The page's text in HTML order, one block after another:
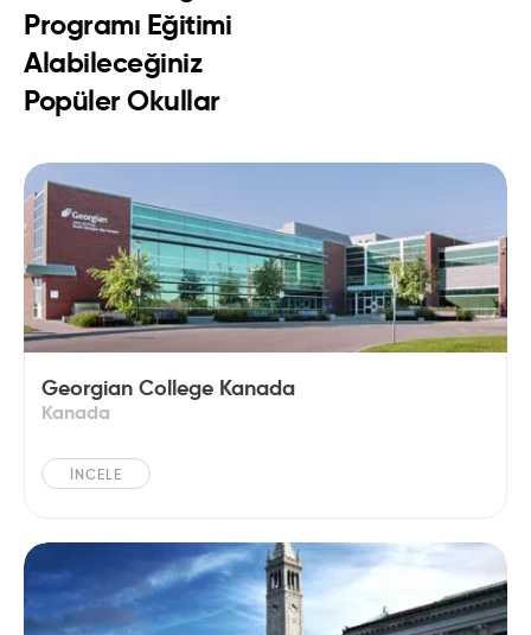
Programı Eğitimi
Alabileceğiniz
Popüler Okullar
Georgian College Kanada
Kanada
İNCELE